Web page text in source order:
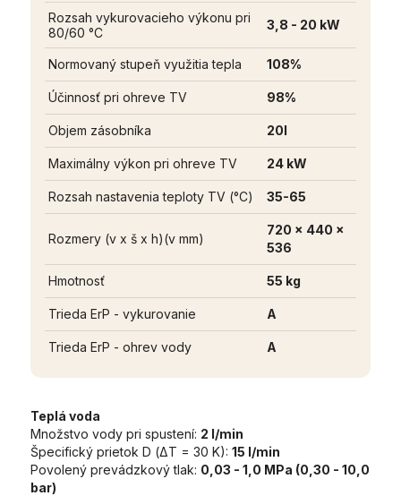
Rozsah vykurovacieho výkonu pri
80/60 °C
3,8 - 20 kW
Normovaný stupeň využitia tepla 108%
Účinnosť pri ohreve TV 98%
Objem zásobníka 20l
Maximálny výkon pri ohreve TV 24 kW
Rozsah nastavenia teploty TV (°C) 35-65
Rozmery (v x š x h)(v mm)
720 x 440 x
536
Hmotnosť 55 kg
Trieda ErP - vykurovanie A
Trieda ErP - ohrev vody A
Teplá voda
Množstvo vody pri spustení: 2 l/min
Špecifický prietok D (ΔT = 30 K): 15 l/min
Povolený prevádzkový tlak: 0,03 - 1,0 MPa (0,30 - 10,0
bar)